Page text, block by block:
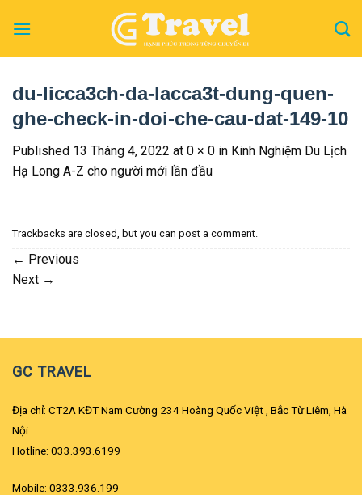
du-licca3ch-da-lacca3t-dung-quen-
ghe-check-in-doi-che-cau-dat-149-10
Published 13 Tháng 4, 2022 at 0 × 0 in Kinh Nghiệm Du Lịch
Hạ Long A-Z cho người mới lần đầu
Trackbacks are closed, but you can post a comment.
← Previous
Next →
GC TRAVEL
Địa chỉ: CT2A KĐT Nam Cường 234 Hoàng Quốc Việt , Bắc Từ Liêm, Hà
Nội
Hotline: 033.393.6199
Mobile: 0333.936.199